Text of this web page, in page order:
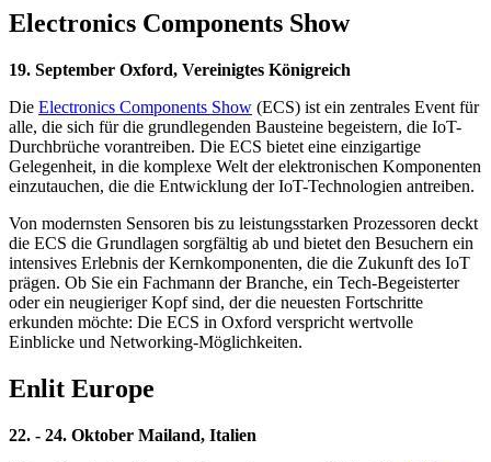
Electronics Components Show
19. September Oxford, Vereinigtes Königreich
Die Electronics Components Show (ECS) ist ein zentrales Event für
alle, die sich für die grundlegenden Bausteine begeistern, die IoT-
Durchbrüche vorantreiben. Die ECS bietet eine einzigartige
Gelegenheit, in die komplexe Welt der elektronischen Komponenten
einzutauchen, die die Entwicklung der IoT-Technologien antreiben.
Von modernsten Sensoren bis zu leistungsstarken Prozessoren deckt
die ECS die Grundlagen sorgfältig ab und bietet den Besuchern ein
intensives Erlebnis der Kernkomponenten, die die Zukunft des IoT
prägen. Ob Sie ein Fachmann der Branche, ein Tech-Begeisterter
oder ein neugieriger Kopf sind, der die neuesten Fortschritte
erkunden möchte: Die ECS in Oxford verspricht wertvolle
Einblicke und Networking-Möglichkeiten.
Enlit Europe
22. - 24. Oktober Mailand, Italien